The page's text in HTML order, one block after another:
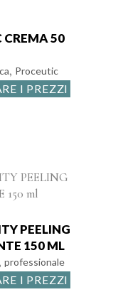
CREMA 50
, Proceutic
I PREZZI
PEELING
150 ML
professionale
I PREZZI